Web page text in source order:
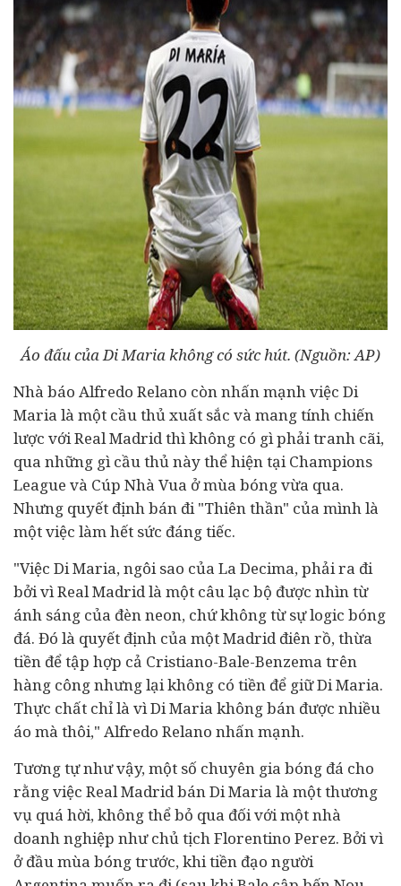
Áo đấu của Di Maria không có sức hút. (Nguồn: AP)
Nhà báo Alfredo Relano còn nhấn mạnh việc Di
Maria là một cầu thủ xuất sắc và mang tính chiến
lược với Real Madrid thì không có gì phải tranh cãi,
qua những gì cầu thủ này thể hiện tại Champions
League và Cúp Nhà Vua ở mùa bóng vừa qua.
Nhưng quyết định bán đi "Thiên thần" của mình là
một việc làm hết sức đáng tiếc.
"Việc Di Maria, ngôi sao của La Decima, phải ra đi
bởi vì Real Madrid là một câu lạc bộ được nhìn từ
ánh sáng của đèn neon, chứ không từ sự logic bóng
đá. Đó là quyết định của một Madrid điên rồ, thừa
tiền để tập hợp cả Cristiano-Bale-Benzema trên
hàng công nhưng lại không có tiền để giữ Di Maria.
Thực chất chỉ là vì Di Maria không bán được nhiều
áo mà thôi," Alfredo Relano nhấn mạnh.
Tương tự như vậy, một số chuyên gia bóng đá cho
rằng việc Real Madrid bán Di Maria là một thương
vụ quá hời, không thể bỏ qua đối với một nhà
doanh nghiệp như chủ tịch Florentino Perez. Bởi vì
ở đầu mùa bóng trước, khi tiền đạo người